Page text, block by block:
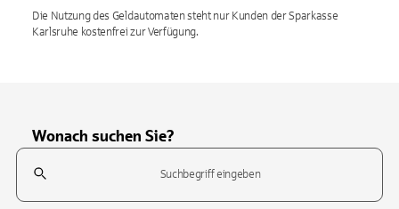
Die Nutzung des Geldautomaten steht nur Kunden der Sparkasse
Karlsruhe kostenfrei zur Verfügung.
Wonach suchen Sie?
Suchfeld